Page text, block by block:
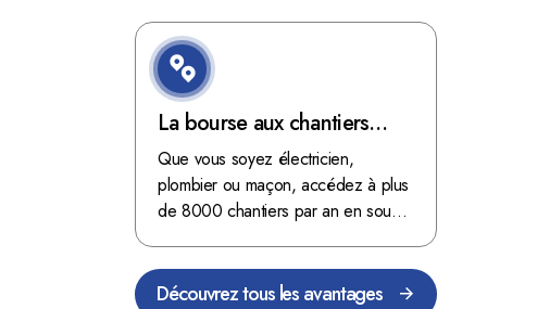
La bourse aux chantiers
d'ArtiBox Belgique, véritable
mine d'or !
Que vous soyez électricien,
plombier ou maçon, accédez à plus
de 8000 chantiers par an en sous-
Découvrez tous les avantages